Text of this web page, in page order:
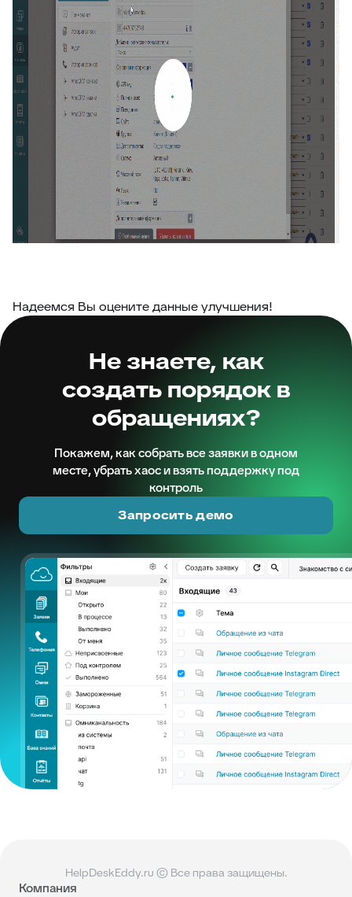
Надеемся Вы оцените данные улучшения!
Не знаете, как
создать порядок в
обращениях?
Покажем, как собрать все заявки в одном
месте, убрать хаос и взять поддержку под
контроль
Запросить демо
HelpDeskEddy.ru © Все права защищены.
Компания